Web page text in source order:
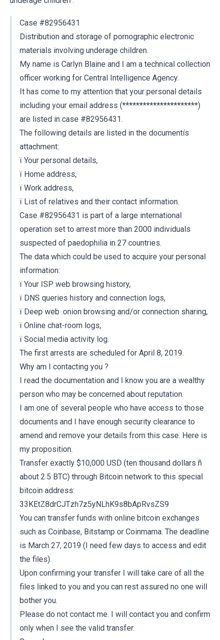
Case #82956431
Distribution and storage of pornographic electronic
materials involving underage children.
My name is Carlyn Blaine and I am a technical collection
officer working for Central Intelligence Agency.
It has come to my attention that your personal details
including your email address (**********************)
are listed in case #82956431.
The following details are listed in the documentís
attachment:
ï Your personal details,
ï Home address,
ï Work address,
ï List of relatives and their contact information.
Case #82956431 is part of a large international
operation set to arrest more than 2000 individuals
suspected of paedophilia in 27 countries.
The data which could be used to acquire your personal
information:
ï Your ISP web browsing history,
ï DNS queries history and connection logs,
ï Deep web .onion browsing and/or connection sharing,
ï Online chat-room logs,
ï Social media activity log.
The first arrests are scheduled for April 8, 2019.
Why am I contacting you ?
I read the documentation and I know you are a wealthy
person who may be concerned about reputation.
I am one of several people who have access to those
documents and I have enough security clearance to
amend and remove your details from this case. Here is
my proposition.
Transfer exactly $10,000 USD (ten thousand dollars ñ
about 2.5 BTC) through Bitcoin network to this special
bitcoin address:
33KEtZ8drCJTzh7z5yNLhK9s8bApRvsZS9
You can transfer funds with online bitcoin exchanges
such as Coinbase, Bitstamp or Coinmama. The deadline
is March 27, 2019 (I need few days to access and edit
the files).
Upon confirming your transfer I will take care of all the
files linked to you and you can rest assured no one will
bother you.
Please do not contact me. I will contact you and confirm
only when I see the valid transfer.